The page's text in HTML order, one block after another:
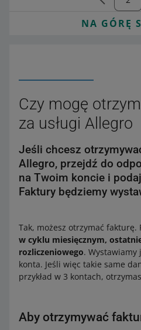
NA GÓRĘ
Czy mogę
za usługi Allegro
Jeśli chcesz
Allegro, przejdź do
na Twoim koncie i
Faktury będziemy
Tak, możesz otrzymać fakturę.
w cyklu miesięcznym,
rozliczeniowego. Wystawiamy
konta. Jeśli więc takie same
przykład w 3 kontach,
Aby otrzymywać